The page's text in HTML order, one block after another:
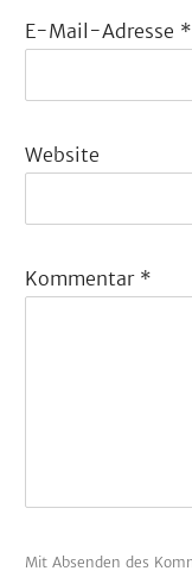
E-Mail-Adresse *
Website
Kommentar *
Mit Absenden des